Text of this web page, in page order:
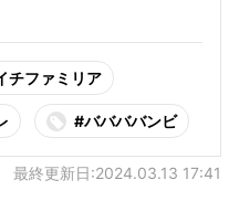
チファミリア
#ババババンビ
最終更新日:2024.03.13 17:41